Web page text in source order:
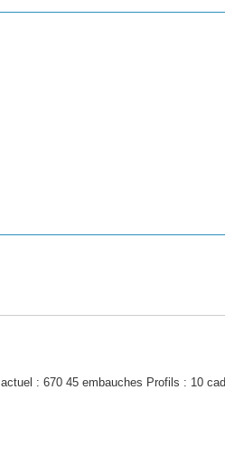
: 670 45 embauches Profils : 10